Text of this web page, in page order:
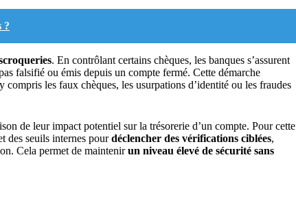
?
. En contrôlant certains chèques, les banques s’assurent
falsifié ou émis depuis un compte fermé. Cette démarche
les faux chèques, les usurpations d’identité ou les fraudes
de leur impact potentiel sur la trésorerie d’un compte. Pour cette
des seuils internes pourdéclencher des vérifications ciblées,
Cela permet de maintenirun niveau élevé de sécurité sans